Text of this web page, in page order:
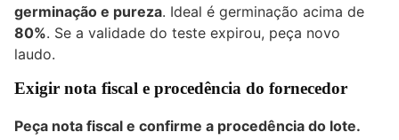
germinação e pureza. Ideal é germinação acima de
80%. Se a validade do teste expirou, peça novo
laudo.
Exigir nota fiscal e procedência do fornecedor
Peça nota fiscal e confirme a procedência do lote.